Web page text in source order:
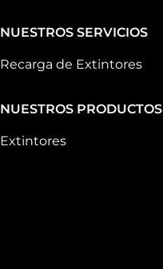
NUESTROS SERVICIOS
Recarga de Extintores
NUESTROS PRODUCTOS
Extintores